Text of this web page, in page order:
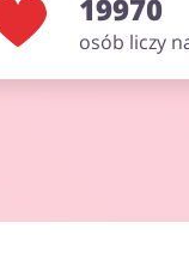
19970
osób liczy